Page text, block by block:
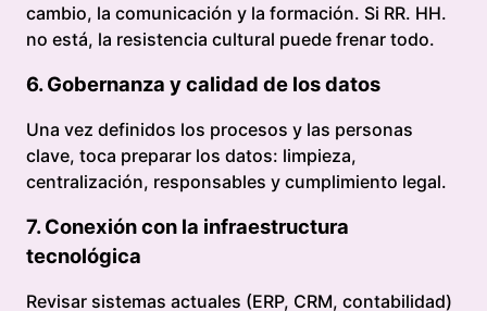
cambio, la comunicación y la formación. Si RR. HH.
no está, la resistencia cultural puede frenar todo.
6. Gobernanza y calidad de los datos
Una vez definidos los procesos y las personas
clave, toca preparar los datos: limpieza,
centralización, responsables y cumplimiento legal.
7. Conexión con la infraestructura
tecnológica
Revisar sistemas actuales (ERP, CRM, contabilidad)